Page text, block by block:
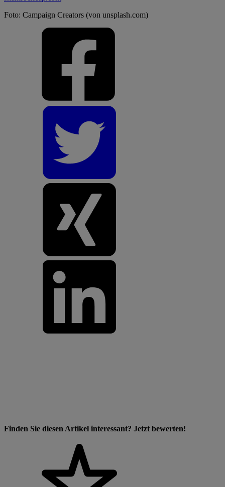
Foto: Campaign Creators (von unsplash.com)
Finden Sie diesen Artikel interessant? Jetzt bewerten!